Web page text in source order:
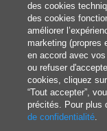
Changement
présenter un
couleur
d’éclairage.
joailliers, qui
des cookies
des cookies
améliorer
marketing (propres
en accord avec
ou refuser
cookies, cliquez
“Tout accepter”,
précités. Pour plus
de confidentialité.